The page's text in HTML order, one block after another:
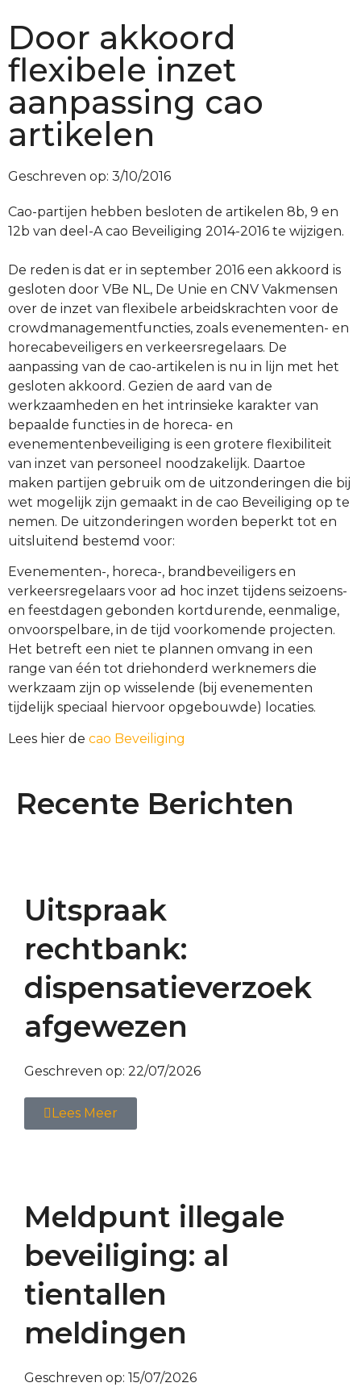
Door akkoord
flexibele inzet
aanpassing cao
artikelen
Geschreven op: 3/10/2016
Cao-partijen hebben besloten de artikelen 8b, 9 en
12b van deel-A cao Beveiliging 2014-2016 te wijzigen.
De reden is dat er in september 2016 een akkoord is
gesloten door VBe NL, De Unie en CNV Vakmensen
over de inzet van flexibele arbeidskrachten voor de
crowdmanagementfuncties, zoals evenementen- en
horecabeveiligers en verkeersregelaars. De
aanpassing van de cao-artikelen is nu in lijn met het
gesloten akkoord. Gezien de aard van de
werkzaamheden en het intrinsieke karakter van
bepaalde functies in de horeca- en
evenementenbeveiliging is een grotere flexibiliteit
van inzet van personeel noodzakelijk. Daartoe
maken partijen gebruik om de uitzonderingen die bij
wet mogelijk zijn gemaakt in de cao Beveiliging op te
nemen. De uitzonderingen worden beperkt tot en
uitsluitend bestemd voor:
Evenementen-, horeca-, brandbeveiligers en
verkeersregelaars voor ad hoc inzet tijdens seizoens-
en feestdagen gebonden kortdurende, eenmalige,
onvoorspelbare, in de tijd voorkomende projecten.
Het betreft een niet te plannen omvang in een
range van één tot driehonderd werknemers die
werkzaam zijn op wisselende (bij evenementen
tijdelijk speciaal hiervoor opgebouwde) locaties.
Lees hier de cao Beveiliging
Recente Berichten
Uitspraak
rechtbank:
dispensatieverzoek
afgewezen
Geschreven op: 22/07/2026
Lees Meer
Meldpunt illegale
beveiliging: al
tientallen
meldingen
Geschreven op: 15/07/2026